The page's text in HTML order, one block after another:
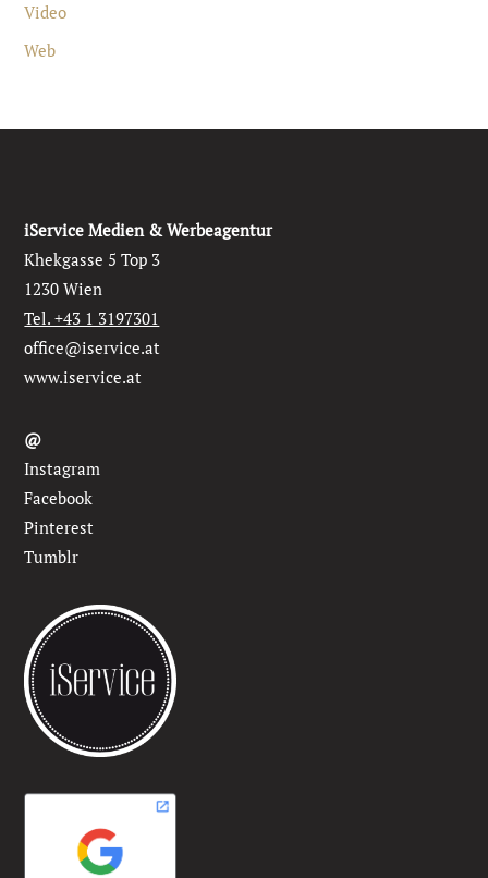
Video
Web
iService Medien & Werbeagentur
Khekgasse 5 Top 3
1230 Wien
Tel. +43 1 3197301
office@iservice.at
www.iservice.at
@
Instagram
Facebook
Pinterest
Tumblr